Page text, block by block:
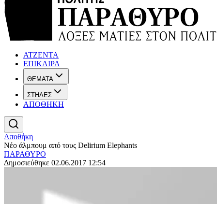
ΑΤΖΕΝΤΑ
ΕΠΙΚΑΙΡΑ
ΘΕΜΑΤΑ
ΣΤΗΛΕΣ
ΑΠΟΘΗΚΗ
Αποθήκη
Νέο άλμπουμ από τους Delirium Elephants
ΠΑΡΑΘΥΡΟ
Δημοσιεύθηκε 02.06.2017 12:54